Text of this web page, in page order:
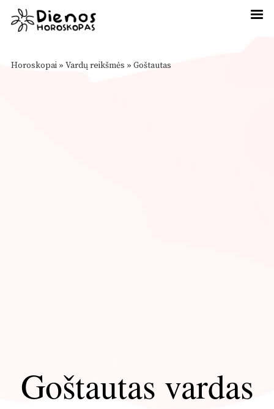
Horoskopai » Vardų reikšmės » Goštautas
Goštautas vardas